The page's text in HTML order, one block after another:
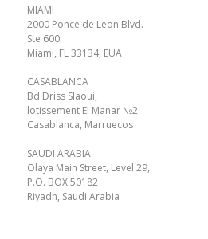
MIAMI
2000 Ponce de Leon Blvd.
Ste 600
Miami, FL 33134, EUA
CASABLANCA
Bd Driss Slaoui,
lotissement El Manar №2
Casablanca, Marruecos
SAUDI ARABIA
Olaya Main Street, Level 29,
P.O. BOX 50182
Riyadh, Saudi Arabia